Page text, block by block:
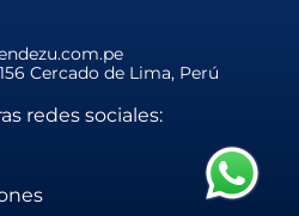
Cercado de Lima, Perú
redes sociales: